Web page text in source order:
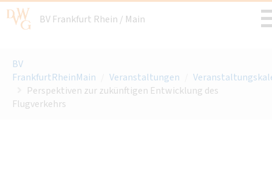
BV Frankfurt Rhein / Main
BV
FrankfurtRheinMain
Veranstaltungen
Perspektiven zur zukünftigen Entwicklung des
Flugverkehrs